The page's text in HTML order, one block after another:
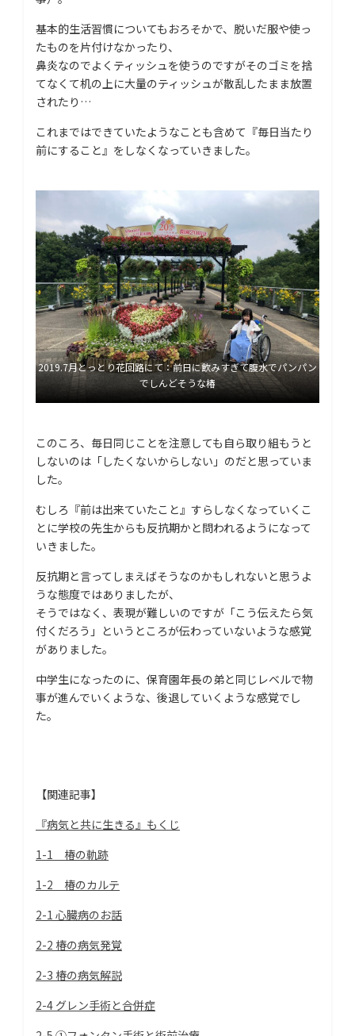
基本的生活習慣についてもおろそかで、脱いだ服や使っ
たものを片付けなかったり、
鼻炎なのでよくティッシュを使うのですがそのゴミを捨
てなくて机の上に大量のティッシュが散乱したまま放置
されたり…
これまではできていたようなことも含めて『毎日当たり
前にすること』をしなくなっていきました。
2019.7月とっとり花回路にて：前日に飲みすぎて腹水でパンパン
でしんどそうな椿
このころ、毎日同じことを注意しても自ら取り組もうと
しないのは「したくないからしない」のだと思っていま
した。
むしろ『前は出来ていたこと』すらしなくなっていくこ
とに学校の先生からも反抗期かと問われるようになって
いきました。
反抗期と言ってしまえばそうなのかもしれないと思うよ
うな態度ではありましたが、
そうではなく、表現が難しいのですが「こう伝えたら気
付くだろう」というところが伝わっていないような感覚
がありました。
中学生になったのに、保育園年長の弟と同じレベルで物
事が進んでいくような、後退していくような感覚でし
た。
【関連記事】
『病気と共に生きる』もくじ
1-1 椿の軌跡
1-2 椿のカルテ
2-1 心臓病のお話
2-2 椿の病気発覚
2-3 椿の病気解説
2-4 グレン手術と合併症